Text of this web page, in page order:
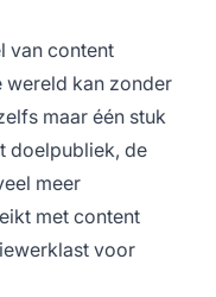
van content
wereld kan zonder
maar één stuk
doelpubliek, de
meer
met content
voor